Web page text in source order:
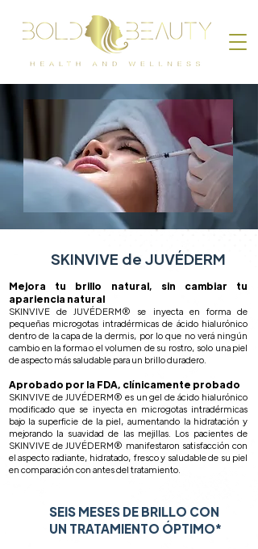
SKINVIVE de JUVÉDERM
Mejora tu brillo natural, sin cambiar tu
apariencia natural
SKINVIVE de JUVÉDERM® se inyecta en forma de
pequeñas microgotas intradérmicas de ácido hialurónico
dentro de la capa de la dermis, por lo que no verá ningún
cambio en la forma o el volumen de su rostro, solo una piel
de aspecto más saludable para un brillo duradero.
Aprobado por la FDA, clínicamente probado
SKINVIVE de JUVÉDERM® es un gel de ácido hialurónico
modificado que se inyecta en microgotas intradérmicas
bajo la superficie de la piel, aumentando la hidratación y
mejorando la suavidad de las mejillas. Los pacientes de
SKINVIVE de JUVÉDERM® manifestaron satisfacción con
el aspecto radiante, hidratado, fresco y saludable de su piel
en comparación con antes del tratamiento.
SEIS MESES DE BRILLO CON
UN TRATAMIENTO ÓPTIMO*